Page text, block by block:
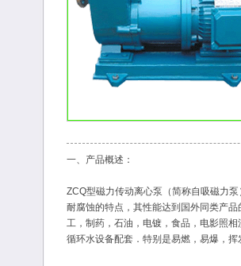
一、产品概述：
ZCQ型磁力传动离心泵（简称自吸磁力
耐腐蚀的特点，其性能达到国外同类产
工，制药，石油，电镀，食品，电影照
循环水设备配套．特别是易燃，易爆，